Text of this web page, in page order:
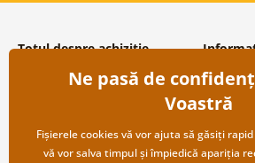
Totul despre achiziție
Condiții și termeni generali
Protecția datelor personale
Transport și modalități de plată
Returnare
Despre
Întrebări
Contacte
Ne pasă de
Voastră
Fișierele cookies vă vor ajuta să găsiți
vă vor salva timpul și împiedică apariția